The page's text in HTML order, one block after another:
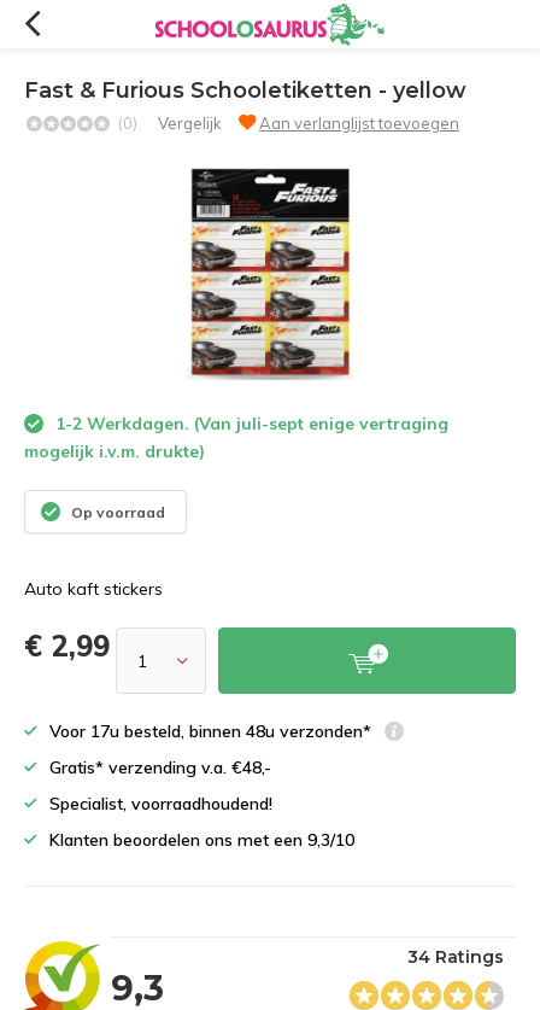
Fast & Furious Schooletiketten - yellow
(0) Vergelijk Aan verlanglijst toevoegen
1-2 Werkdagen. (Van juli-sept enige vertraging
mogelijk i.v.m. drukte)
Op voorraad
Auto kaft stickers
€ 2,99
Voor 17u besteld, binnen 48u verzonden*
Gratis* verzending v.a. €48,-
Specialist, voorraadhoudend!
Klanten beoordelen ons met een 9,3/10
9,3
34 Ratings